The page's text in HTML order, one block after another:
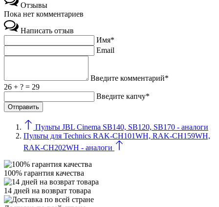
Отзывы
Пока нет комментариев
Написать отзыв
Имя*
Email
Введите комментарий*
26 + ? = 29
Введите капчу*
Пульты JBL Cinema SB140, SB120, SB170 - аналоги
Пульты для Technics RAK-CH101WH, RAK-CH159WH,
RAK-CH202WH - аналоги
100% гарантия качества
14 дней на возврат товара